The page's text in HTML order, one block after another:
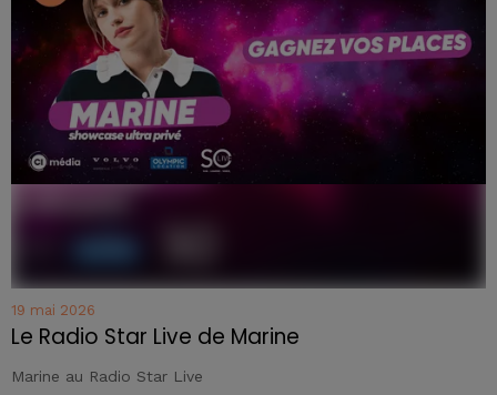
19 mai 2026
Le Radio Star Live de Marine
Marine au Radio Star Live